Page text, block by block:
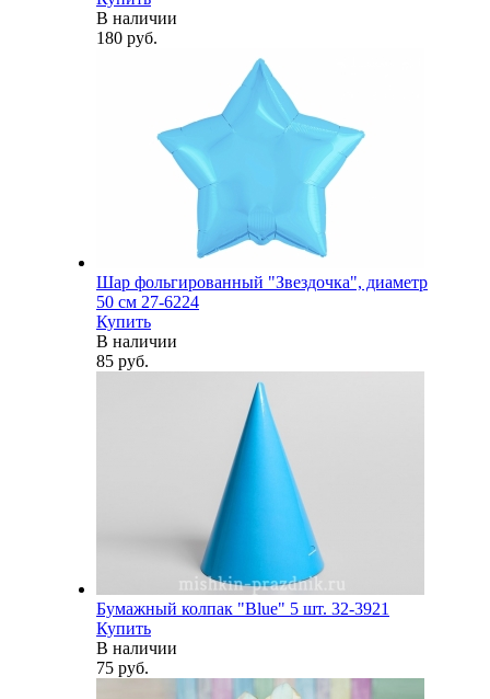
В наличии
180 руб.
Шар фольгированный "Звездочка", диаметр
50 см 27-6224
Купить
В наличии
85 руб.
Бумажный колпак "Blue" 5 шт. 32-3921
Купить
В наличии
75 руб.